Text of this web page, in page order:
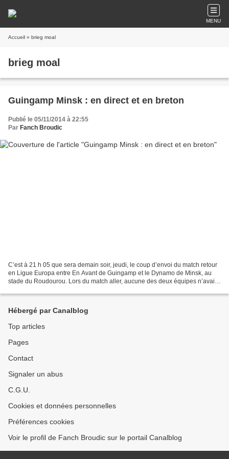
MENU
Accueil » brieg moal
brieg moal
Guingamp Minsk : en direct et en breton
Publié le 05/11/2014 à 22:55
Par Fanch Broudic
C’est à 21 h 05 que sera demain soir, jeudi, le coup d’envoi du match retour
en Ligue Europa entre En Avant de Guingamp et le Dynamo de Minsk, au
stade du Roudourou. Lors du match aller, aucune des deux équipes n’avait
Hébergé par Canalblog
Top articles
Pages
Contact
Signaler un abus
C.G.U.
Cookies et données personnelles
Préférences cookies
Voir le profil de Fanch Broudic sur le portail Canalblog